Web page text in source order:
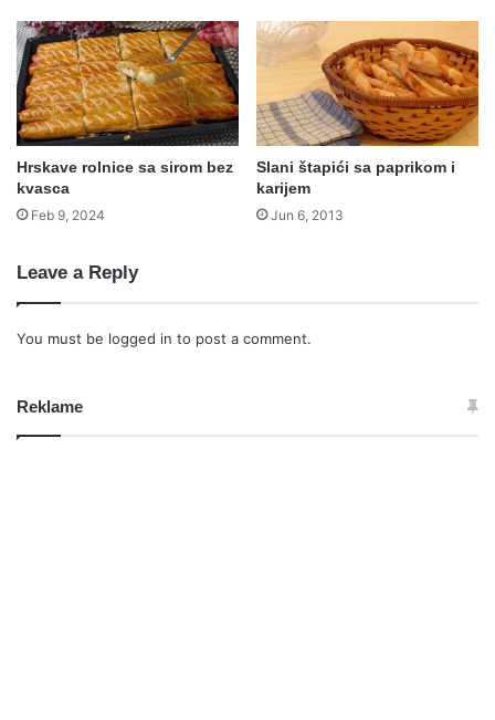
Hrskave rolnice sa sirom bez
kvasca
Feb 9, 2024
Slani štapići sa paprikom i
karijem
Jun 6, 2013
Leave a Reply
You must be logged in to post a comment.
Reklame